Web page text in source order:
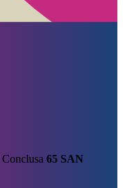
Conclusa 65 SAN